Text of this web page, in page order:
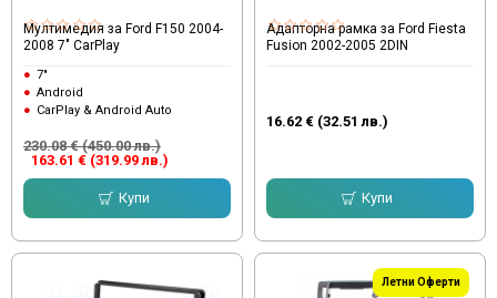
Мултимедия за Ford F150 2004-
2008 7" CarPlay
7"
Android
CarPlay & Android Auto
163.61 € (319.99 лв.)
230.08 € (450.00 лв.)
Купи
Адапторна рамка за Ford Fiesta
Fusion 2002-2005 2DIN
16.62 € (32.51 лв.)
Купи
Летни Оферти